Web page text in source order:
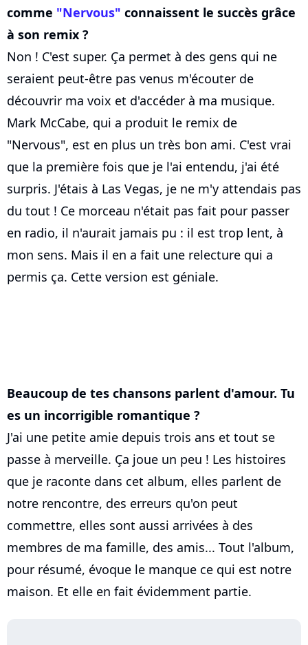
comme "Nervous" connaissent le succès grâce
à son remix ?
Non ! C'est super. Ça permet à des gens qui ne
seraient peut-être pas venus m'écouter de
découvrir ma voix et d'accéder à ma musique.
Mark McCabe, qui a produit le remix de
"Nervous", est en plus un très bon ami. C'est vrai
que la première fois que je l'ai entendu, j'ai été
surpris. J'étais à Las Vegas, je ne m'y attendais pas
du tout ! Ce morceau n'était pas fait pour passer
en radio, il n'aurait jamais pu : il est trop lent, à
mon sens. Mais il en a fait une relecture qui a
permis ça. Cette version est géniale.
Beaucoup de tes chansons parlent d'amour. Tu
es un incorrigible romantique ?
J'ai une petite amie depuis trois ans et tout se
passe à merveille. Ça joue un peu ! Les histoires
que je raconte dans cet album, elles parlent de
notre rencontre, des erreurs qu'on peut
commettre, elles sont aussi arrivées à des
membres de ma famille, des amis... Tout l'album,
pour résumé, évoque le manque ce qui est notre
maison. Et elle en fait évidemment partie.